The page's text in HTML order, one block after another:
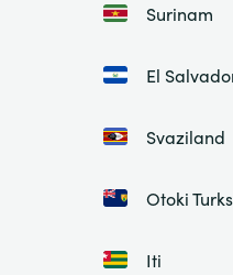
Surinam
El
Svaziland
Otoki
Iti